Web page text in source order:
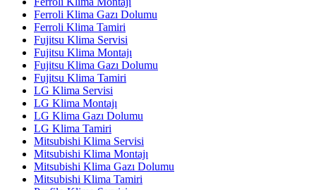
Ferroli Klima Gazı Dolumu
Ferroli Klima Tamiri
Fujitsu Klima Servisi
Fujitsu Klima Montajı
Fujitsu Klima Gazı Dolumu
Fujitsu Klima Tamiri
LG Klima Servisi
LG Klima Montajı
LG Klima Gazı Dolumu
LG Klima Tamiri
Mitsubishi Klima Servisi
Mitsubishi Klima Montajı
Mitsubishi Klima Gazı Dolumu
Mitsubishi Klima Tamiri